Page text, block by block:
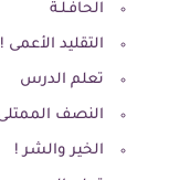
الحافـلـة
التقليد الأعمى !
تعلم الدرس
النصف
الخير والشر !